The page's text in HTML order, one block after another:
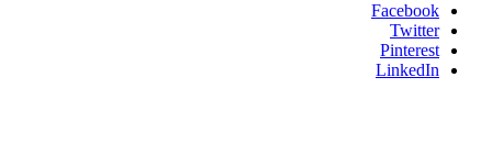
Facebook
Twitter
Pinterest
LinkedIn